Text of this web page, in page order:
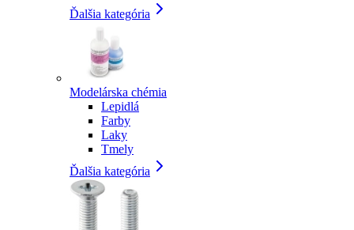
Ďalšia kategória
Modelárska chémia
Lepidlá
Farby
Laky
Tmely
Ďalšia kategória